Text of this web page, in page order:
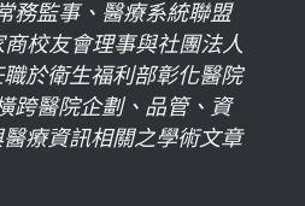
務監事、醫療系統聯盟
校友會理事與社團法人
於衛生福利部彰化醫院
跨醫院企劃、品管、資
療資訊相關之學術文章